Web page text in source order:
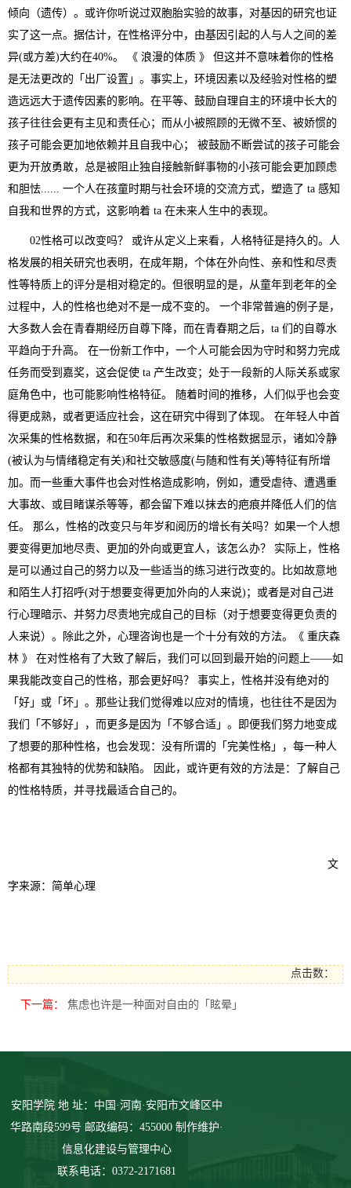
倾向（遗传）。或许你听说过双胞胎实验的故事，对基因的研究也证
实了这一点。据估计，在性格评分中，由基因引起的人与人之间的差
异(或方差)大约在40%。 《 浪漫的体质 》 但这并不意味着你的性格
是无法更改的「出厂设置」。事实上，环境因素以及经验对性格的塑
造远远大于遗传因素的影响。在平等、鼓励自理自主的环境中长大的
孩子往往会更有主见和责任心；而从小被照顾的无微不至、被娇惯的
孩子可能会更加地依赖并且自我中心； 被鼓励不断尝试的孩子可能会
更为开放勇敢，总是被阻止独自接触新鲜事物的小孩可能会更加顾虑
和胆怯...... 一个人在孩童时期与社会环境的交流方式，塑造了 ta 感知
自我和世界的方式，这影响着 ta 在未来人生中的表现。
02性格可以改变吗？ 或许从定义上来看，人格特征是持久的。人
格发展的相关研究也表明，在成年期，个体在外向性、亲和性和尽责
性等特质上的评分是相对稳定的。但很明显的是，从童年到老年的全
过程中，人的性格也绝对不是一成不变的。 一个非常普遍的例子是，
大多数人会在青春期经历自尊下降，而在青春期之后，ta 们的自尊水
平趋向于升高。 在一份新工作中，一个人可能会因为守时和努力完成
任务而受到嘉奖，这会促使 ta 产生改变；处于一段新的人际关系或家
庭角色中，也可能影响性格特征。 随着时间的推移，人们似乎也会变
得更成熟，或者更适应社会，这在研究中得到了体现。 在年轻人中首
次采集的性格数据，和在50年后再次采集的性格数据显示，诸如冷静
(被认为与情绪稳定有关)和社交敏感度(与随和性有关)等特征有所增
加。而一些重大事件也会对性格造成影响，例如，遭受虐待、遭遇重
大事故、或目睹谋杀等等，都会留下难以抹去的疤痕并降低人们的信
任。 那么，性格的改变只与年岁和阅历的增长有关吗？如果一个人想
要变得更加地尽责、更加的外向或更宜人，该怎么办？ 实际上，性格
是可以通过自己的努力以及一些适当的练习进行改变的。比如故意地
和陌生人打招呼(对于想要变得更加外向的人来说)；或者是对自己进
行心理暗示、并努力尽责地完成自己的目标（对于想要变得更负责的
人来说）。除此之外，心理咨询也是一个十分有效的方法。《 重庆森
林 》 在对性格有了大致了解后，我们可以回到最开始的问题上——如
果我能改变自己的性格，那会更好吗？ 事实上，性格并没有绝对的
「好」或「坏」。那些让我们觉得难以应对的情境，也往往不是因为
我们「不够好」，而更多是因为「不够合适」。即便我们努力地变成
了想要的那种性格，也会发现：没有所谓的「完美性格」，每一种人
格都有其独特的优势和缺陷。 因此，或许更有效的方法是：了解自己
的性格特质，并寻找最适合自己的。
文
字来源：简单心理
点击数：
下一篇： 焦虑也许是一种面对自由的「眩晕」
安阳学院 地 址：中国·河南·安阳市文峰区中
华路南段599号 邮政编码：455000 制作维护·
信息化建设与管理中心
联系电话：0372-2171681